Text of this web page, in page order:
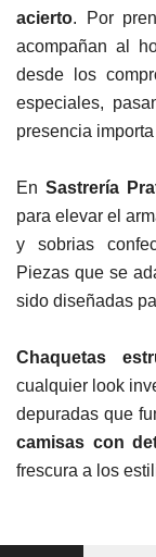
acierto. Por
acompañan al
desde los
especiales,
presencia
En Sastrería
para elevar el
y sobrias
Piezas que se
sido diseñadas
Chaquetas
cualquier look
depuradas que
camisas con
frescura a los